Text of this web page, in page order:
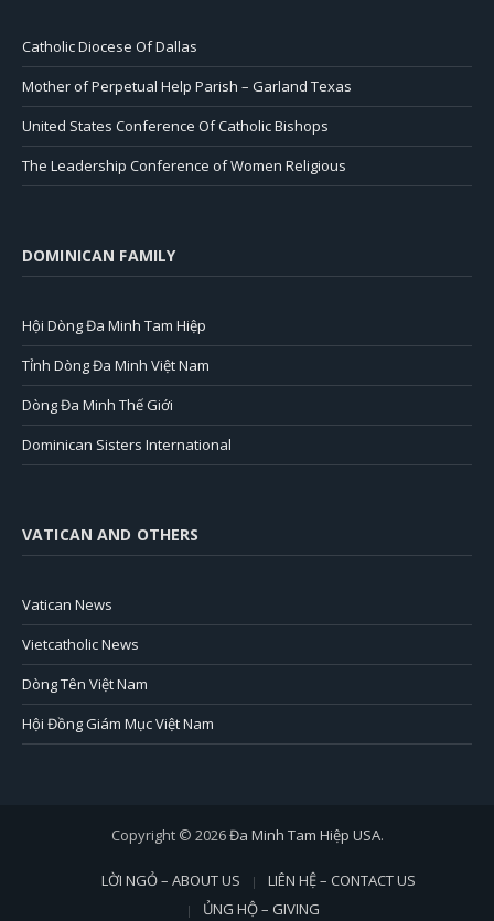
Catholic Diocese Of Dallas
Mother of Perpetual Help Parish – Garland Texas
United States Conference Of Catholic Bishops
The Leadership Conference of Women Religious
DOMINICAN FAMILY
Hội Dòng Đa Minh Tam Hiệp
Tỉnh Dòng Đa Minh Việt Nam
Dòng Đa Minh Thế Giới
Dominican Sisters International
VATICAN AND OTHERS
Vatican News
Vietcatholic News
Dòng Tên Việt Nam
Hội Đồng Giám Mục Việt Nam
Copyright © 2026Đa Minh Tam Hiệp USA.
LỜI NGỎ – ABOUT US
LIÊN HỆ – CONTACT US
ỦNG HỘ – GIVING